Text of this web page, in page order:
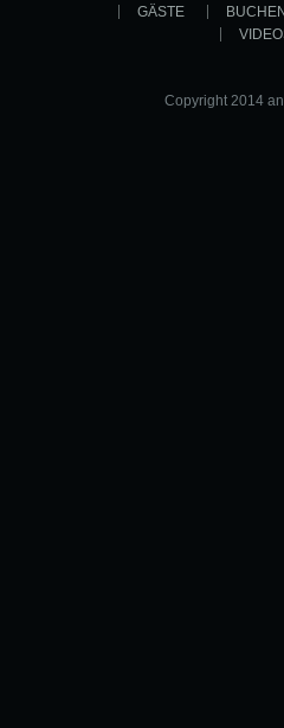
GÄSTE
Copyright 2014